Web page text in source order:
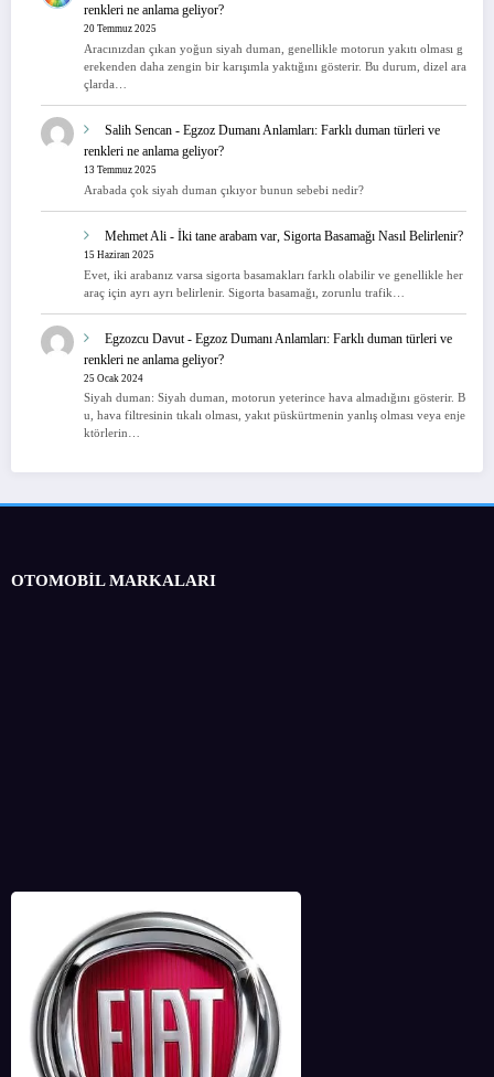
renkleri ne anlama geliyor?
20 Temmuz 2025
Aracınızdan çıkan yoğun siyah duman, genellikle motorun yakıtı olması g
erekenden daha zengin bir karışımla yaktığını gösterir. Bu durum, dizel ara
çlarda…
Salih Sencan - Egzoz Dumanı Anlamları: Farklı duman türleri ve
renkleri ne anlama geliyor?
13 Temmuz 2025
Arabada çok siyah duman çıkıyor bunun sebebi nedir?
Mehmet Ali - İki tane arabam var, Sigorta Basamağı Nasıl Belirlenir?
15 Haziran 2025
Evet, iki arabanız varsa sigorta basamakları farklı olabilir ve genellikle her
araç için ayrı ayrı belirlenir. Sigorta basamağı, zorunlu trafik…
Egzozcu Davut - Egzoz Dumanı Anlamları: Farklı duman türleri ve
renkleri ne anlama geliyor?
25 Ocak 2024
Siyah duman: Siyah duman, motorun yeterince hava almadığını gösterir. B
u, hava filtresinin tıkalı olması, yakıt püskürtmenin yanlış olması veya enje
ktörlerin…
OTOMOBİL MARKALARI